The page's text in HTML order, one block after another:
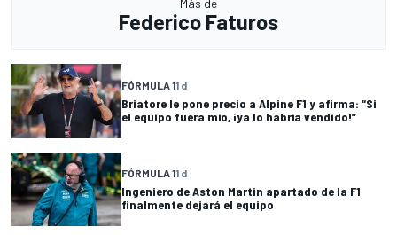
Más de
Federico Faturos
FÓRMULA 11 d
Briatore le pone precio a Alpine F1 y afirma: “Si
el equipo fuera mío, ¡ya lo habría vendido!”
FÓRMULA 11 d
Ingeniero de Aston Martin apartado de la F1
finalmente dejará el equipo